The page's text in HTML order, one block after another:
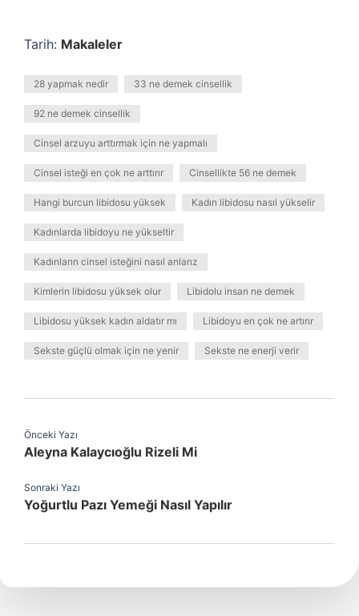
Tarih: Makaleler
28 yapmak nedir 33 ne demek cinsellik
92 ne demek cinsellik
Cinsel arzuyu arttırmak için ne yapmalı
Cinsel isteği en çok ne arttırır Cinsellikte 56 ne demek
Hangi burcun libidosu yüksek Kadın libidosu nasıl yükselir
Kadınlarda libidoyu ne yükseltir
Kadınların cinsel isteğini nasıl anlarız
Kimlerin libidosu yüksek olur Libidolu insan ne demek
Libidosu yüksek kadın aldatır mı Libidoyu en çok ne artırır
Sekste güçlü olmak için ne yenir Sekste ne enerji verir
Önceki Yazı
Aleyna Kalaycıoğlu Rizeli Mi
Sonraki Yazı
Yoğurtlu Pazı Yemeği Nasıl Yapılır